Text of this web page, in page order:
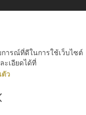
ารณ์ที่ดีในการใช้เว็บไซต์
เอียดได้ที่
ตัว